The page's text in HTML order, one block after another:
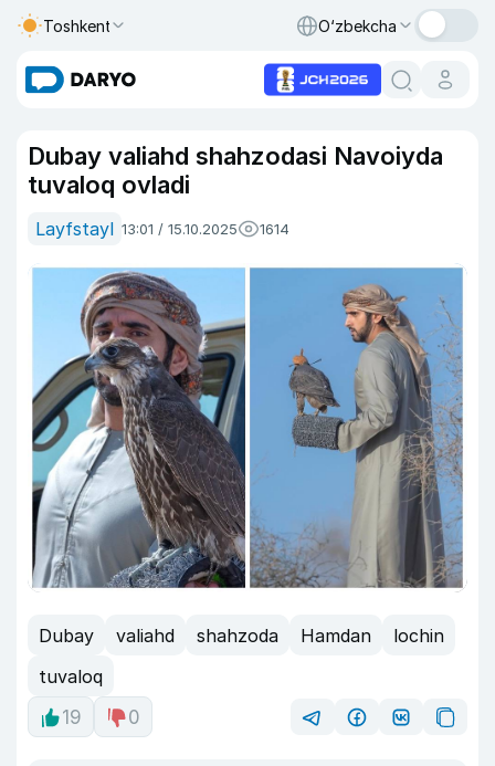
Toshkent O‘zbekcha
Dubay valiahd shahzodasi Navoiyda
tuvaloq ovladi
Layfstayl 13:01 / 15.10.2025 1614
Dubay valiahd shahzoda Hamdan
lochin
tuvaloq
19
0